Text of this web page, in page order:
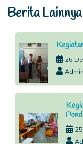
Berita Lainnya
26
Admin